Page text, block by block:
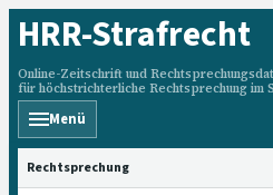
HRR-Strafrecht
Online-Zeitschrift und
für höchstrichterliche Rechtsprechung im
Menü
HRRS durchsuchen